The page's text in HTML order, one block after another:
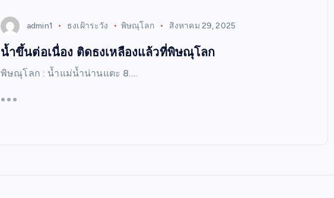
admin1 ธงเฝ้าระวัง พิษณุโลก สิงหาคม 29, 2025
น้ำขึ้นต่อเนื่อง ติดธงเหลืองแล้วที่พิษณุโลก
พิษณุโลก : น้ำแม่น้ำน่านแตะ 8.…